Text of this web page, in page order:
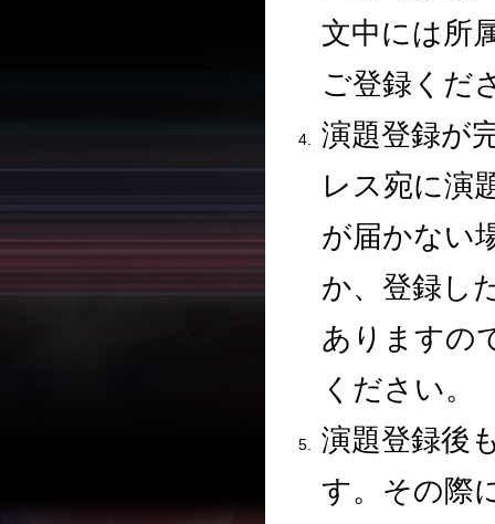
文中には所
ご登録くだ
演題登録が
レス宛に演
が届かない
か、登録し
ありますの
ください。
演題登録後
す。その際